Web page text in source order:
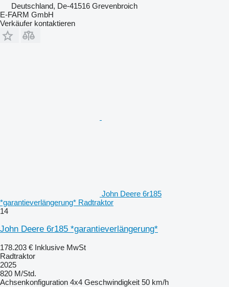
Deutschland, De-41516 Grevenbroich
E-FARM GmbH
Verkäufer kontaktieren
John Deere 6r185
*garantieverlängerung* Radtraktor
14
John Deere 6r185 *garantieverlängerung*
178.203 € Inklusive MwSt
Radtraktor
2025
820 M/Std.
Achsenkonfiguration 4x4 Geschwindigkeit 50 km/h